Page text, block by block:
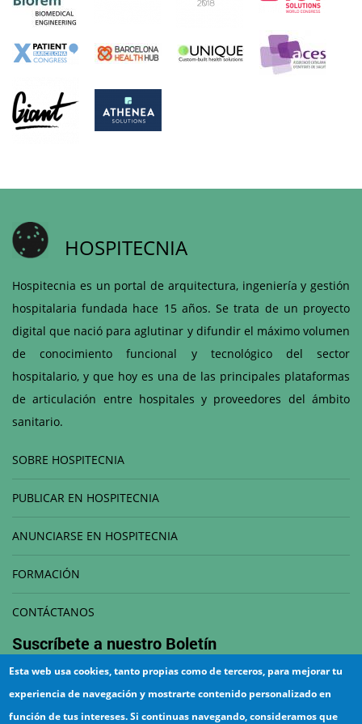
HOSPITECNIA
Hospitecnia es un portal de arquitectura, ingeniería y gestión
hospitalaria fundada hace 15 años. Se trata de un proyecto
digital que nació para aglutinar y difundir el máximo volumen
de conocimiento funcional y tecnológico del sector
hospitalario, y que hoy es una de las principales plataformas
de articulación entre hospitales y proveedores del ámbito
sanitario.
SOBRE HOSPITECNIA
PUBLICAR EN HOSPITECNIA
ANUNCIARSE EN HOSPITECNIA
FORMACIÓN
CONTÁCTANOS
Suscríbete a nuestro Boletín
Esta web usa cookies, tanto propias como de terceros, para mejorar tu
experiencia de navegación y mostrarte contenido personalizado en
función de tus intereses. Si continuas navegando, consideramos que